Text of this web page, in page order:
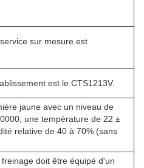
sur mesure est
est le CTS1213V.
jaune avec un niveau de
une température de 22 ±
relative de 40 à 70% (sans
doit être équipé d'un